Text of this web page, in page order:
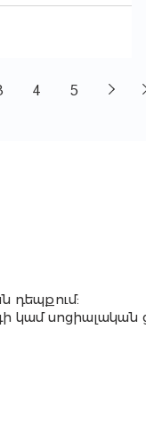
4 5
դեպքում:
կամ սոցիալական